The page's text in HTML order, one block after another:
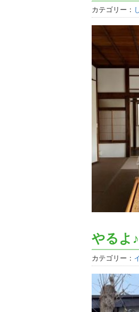
カテゴリー：
やるよ♪
カテゴリー：